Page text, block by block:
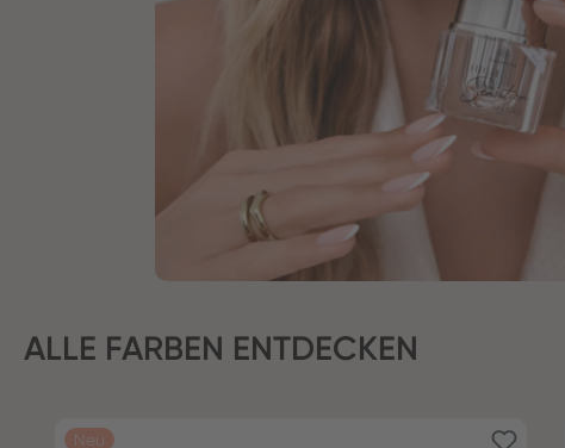
ALLE FARBEN ENTDECKEN
Produktgalerie überspringen
Neu